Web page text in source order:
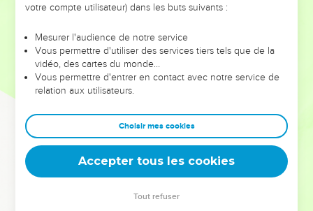
leur foi ou leur vision. Mais on voit moins les doutes, les erreurs
et les saisons difficiles qu'ils ont traversés, alors même que ce
sont elles qui les ont façonnés.
Dans cette conférence, leaders, entrepreneurs, et responsables
clés pour avancer avec plus de sagesse afin que leurs erreurs
deviennent vos tremplins. Que vous guidiez un ministère, une
équipe, un groupe ou une famille, leur expérience est faite
votre compte utilisateur) dans les buts suivants :
Mesurer l'audience de notre service
Vous permettre d'utiliser des services tiers tels que de la
vidéo, des cartes du monde…
Vous permettre d'entrer en contact avec notre service de
relation aux utilisateurs.
Choisir mes cookies
Accepter tous les cookies
Tout refuser